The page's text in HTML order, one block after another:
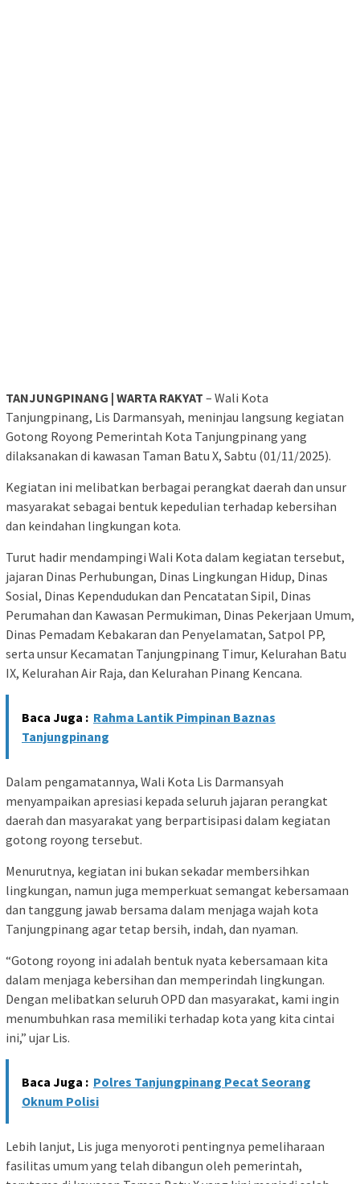
TANJUNGPINANG | WARTA RAKYAT – Wali Kota
Tanjungpinang, Lis Darmansyah, meninjau langsung kegiatan
Gotong Royong Pemerintah Kota Tanjungpinang yang
dilaksanakan di kawasan Taman Batu X, Sabtu (01/11/2025).
Kegiatan ini melibatkan berbagai perangkat daerah dan unsur
masyarakat sebagai bentuk kepedulian terhadap kebersihan
dan keindahan lingkungan kota.
Turut hadir mendampingi Wali Kota dalam kegiatan tersebut,
jajaran Dinas Perhubungan, Dinas Lingkungan Hidup, Dinas
Sosial, Dinas Kependudukan dan Pencatatan Sipil, Dinas
Perumahan dan Kawasan Permukiman, Dinas Pekerjaan Umum,
Dinas Pemadam Kebakaran dan Penyelamatan, Satpol PP,
serta unsur Kecamatan Tanjungpinang Timur, Kelurahan Batu
IX, Kelurahan Air Raja, dan Kelurahan Pinang Kencana.
Baca Juga : Rahma Lantik Pimpinan Baznas
Tanjungpinang
Dalam pengamatannya, Wali Kota Lis Darmansyah
menyampaikan apresiasi kepada seluruh jajaran perangkat
daerah dan masyarakat yang berpartisipasi dalam kegiatan
gotong royong tersebut.
Menurutnya, kegiatan ini bukan sekadar membersihkan
lingkungan, namun juga memperkuat semangat kebersamaan
dan tanggung jawab bersama dalam menjaga wajah kota
Tanjungpinang agar tetap bersih, indah, dan nyaman.
“Gotong royong ini adalah bentuk nyata kebersamaan kita
dalam menjaga kebersihan dan memperindah lingkungan.
Dengan melibatkan seluruh OPD dan masyarakat, kami ingin
menumbuhkan rasa memiliki terhadap kota yang kita cintai
ini,” ujar Lis.
Baca Juga : Polres Tanjungpinang Pecat Seorang
Oknum Polisi
Lebih lanjut, Lis juga menyoroti pentingnya pemeliharaan
fasilitas umum yang telah dibangun oleh pemerintah,